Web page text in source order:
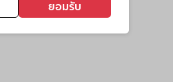
ยอมรับ